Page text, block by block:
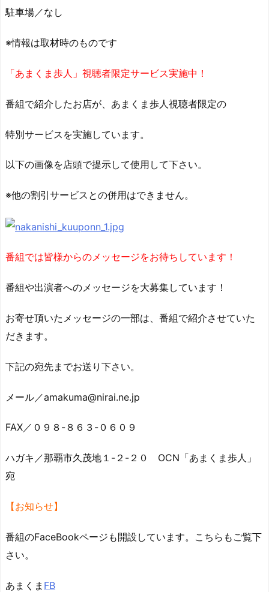
駐車場／なし
※情報は取材時のものです
「あまくま歩人」視聴者限定サービス実施中！
番組で紹介したお店が、あまくま歩人視聴者限定の
特別サービスを実施しています。
以下の画像を店頭で提示して使用して下さい。
※他の割引サービスとの併用はできません。
番組では皆様からのメッセージをお待ちしています！
番組や出演者へのメッセージを大募集しています！
お寄せ頂いたメッセージの一部は、番組で紹介させていた
だきます。
下記の宛先までお送り下さい。
メール／amakuma@nirai.ne.jp
FAX／０９８-８６３-０６０９
ハガキ／那覇市久茂地１-２-２０ OCN「あまくま歩人」
宛
【お知らせ】
番組のFaceBookページも開設しています。こちらもご覧下
さい。
あまくま FB